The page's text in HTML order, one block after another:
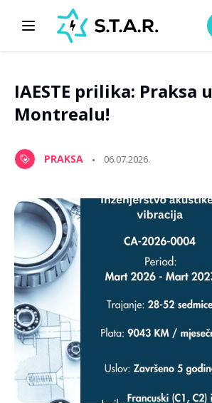
IAESTE prilika: Praksa u
Montrealu!
PRAKSA 06.07.2026.